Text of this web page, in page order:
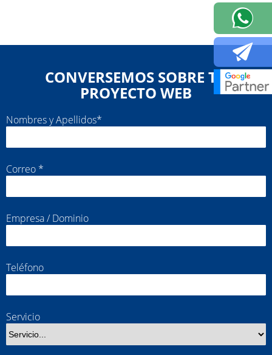
CONVERSEMOS SOBRE TU
PROYECTO WEB
Nombres y Apellidos*
Correo *
Empresa / Dominio
Teléfono
Servicio